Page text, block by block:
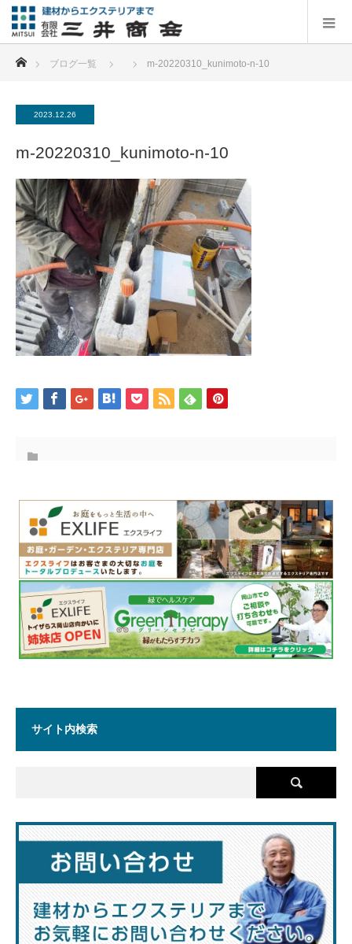
ブログ一覧 m-20220310_kunimoto-n-10
2023.12.26
m-20220310_kunimoto-n-10
サイト内検索